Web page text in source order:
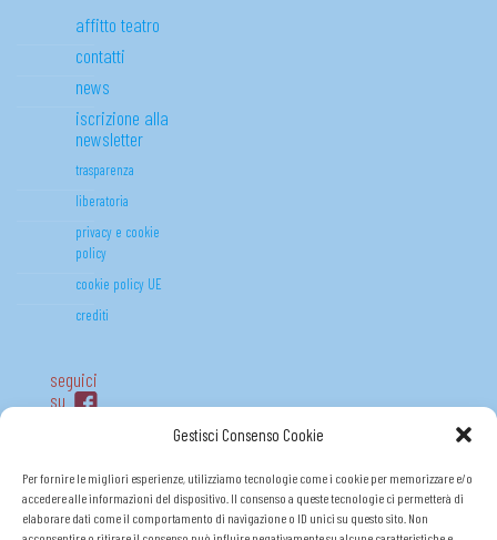
Gestisci Consenso Cookie
Per fornire le migliori esperienze, utilizziamo tecnologie come i cookie per memorizzare e/o
accedere alle informazioni del dispositivo. Il consenso a queste tecnologie ci permetterà di
elaborare dati come il comportamento di navigazione o ID unici su questo sito. Non
affitto teatro
contatti
news
iscrizione alla
newsletter
trasparenza
liberatoria
privacy e cookie
policy
cookie policy UE
crediti
seguici
su